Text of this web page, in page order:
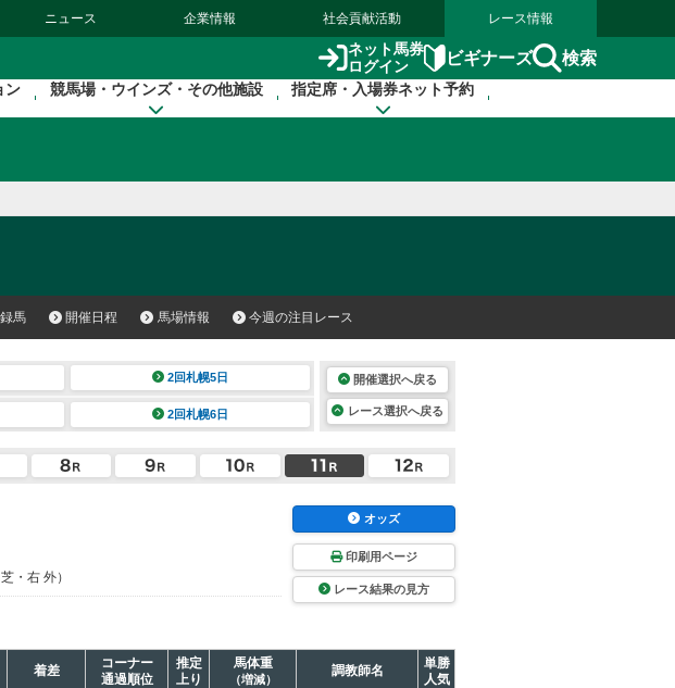
ニュース 企業情報 社会貢献活動 レース情報
ネット馬券
ログイン
ビギナーズ 検索
ン 競馬場・ウインズ・その他施設 指定席・入場券ネット予約
馬 開催日程 馬場情報 今週の注目レース
2回札幌5日
2回札幌6日
開催選択へ戻る
レース選択へ戻る
芝・右 外）
オッズ
印刷用ページ
レース結果の見方
着差
コーナー
通過順位
推定
上り
馬体重
（増減）
調教師名
単勝
人気